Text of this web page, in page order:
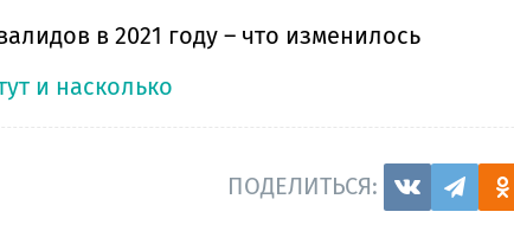
в 2021 году – что изменилось
и насколько
ПОДЕЛИТЬСЯ: